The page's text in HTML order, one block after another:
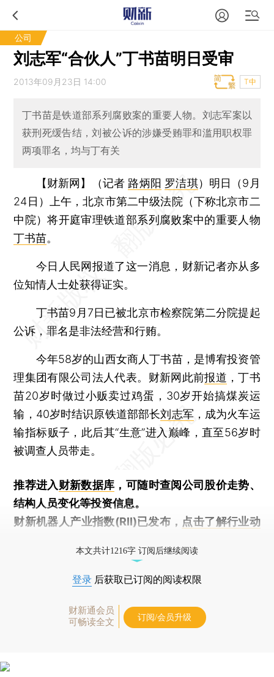
公司
刘志军“合伙人”丁书苗明日受审
2013年09月23日 14:00 T中
丁书苗是铁道部系列腐败案的重要人物。刘志军案以
获刑死缓告结，刘被公诉的涉嫌受贿罪和滥用职权罪
两项罪名，均与丁有关
【财新网】（记者 路炳阳 罗洁琪） 明日（9月
24日）上午，北京市第二中级法院（下称北京市二
中院）将开庭审理铁道部系列腐败案中的重要人物
丁书苗。
今日人民网报道了这一消息，财新记者亦从多
位知情人士处获得证实。
丁书苗9月7日已被北京市检察院第二分院提起
公诉，罪名是非法经营和行贿。
今年58岁的山西女商人丁书苗，是博宥投资管
理集团有限公司法人代表。财新网此前报道 ，丁书
苗20岁时做过小贩卖过鸡蛋，30岁开始搞煤炭运
输，40岁时结识原铁道部部长刘志军 ，成为火车运
输指标贩子，此后其“生意”进入巅峰，直至56岁时
被调查人员带走。
推荐进入财新数据库 ，可随时查阅公司股价走势、
结构人员变化等投资信息。
财新机器人产业指数(RII)已发布， 点击了解行业动
本文共计1216字 订阅后继续阅读
登录 后获取已订阅的阅读权限
财新通会员
可畅读全文
订阅/会员升级